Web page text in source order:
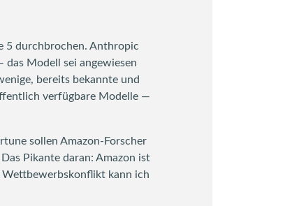
5 durchbrochen. Anthropic
Modell sei angewiesen
bereits bekannte und
verfügbare Modelle —
sollen Amazon-Forscher
Pikante daran: Amazon ist
kann ich